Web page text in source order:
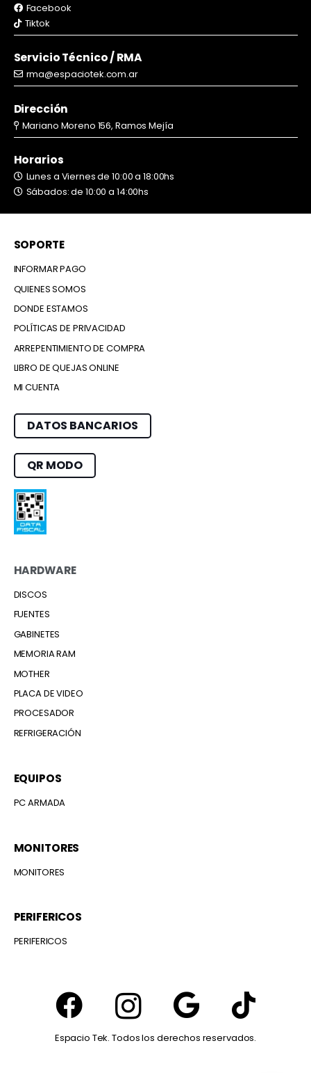
Facebook
Tiktok
Servicio Técnico / RMA
rma@espaciotek.com.ar
Dirección
Mariano Moreno 156, Ramos Mejía
Horarios
Lunes a Viernes de 10:00 a 18:00hs
Sábados: de 10:00 a 14:00hs
SOPORTE
INFORMAR PAGO
QUIENES SOMOS
DONDE ESTAMOS
POLÍTICAS DE PRIVACIDAD
ARREPENTIMIENTO DE COMPRA
LIBRO DE QUEJAS ONLINE
MI CUENTA
DATOS BANCARIOS
QR MODO
HARDWARE
DISCOS
FUENTES
GABINETES
MEMORIA RAM
MOTHER
PLACA DE VIDEO
PROCESADOR
REFRIGERACIÓN
EQUIPOS
PC ARMADA
MONITORES
MONITORES
PERIFERICOS
PERIFERICOS
Espacio Tek. Todos los derechos reservados.